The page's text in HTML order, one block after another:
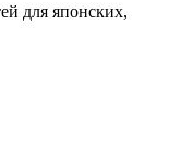
для японских,